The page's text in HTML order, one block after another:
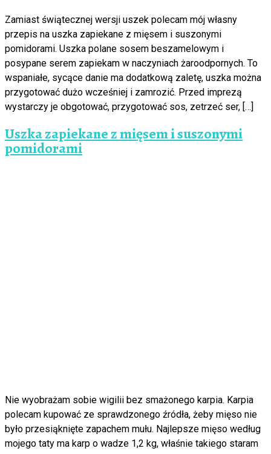
Zamiast świątecznej wersji uszek polecam mój własny
przepis na uszka zapiekane z mięsem i suszonymi
pomidorami. Uszka polane sosem beszamelowym i
posypane serem zapiekam w naczyniach żaroodpornych. To
wspaniałe, sycące danie ma dodatkową zaletę, uszka można
przygotować dużo wcześniej i zamrozić. Przed imprezą
wystarczy je obgotować, przygotować sos, zetrzeć ser, […]
Uszka zapiekane z mięsem i suszonymi
pomidorami
Nie wyobrażam sobie wigilii bez smażonego karpia. Karpia
polecam kupować ze sprawdzonego źródła, żeby mięso nie
było przesiąknięte zapachem mułu. Najlepsze mięso według
mojego taty ma karp o wadze 1,2 kg, właśnie takiego staram